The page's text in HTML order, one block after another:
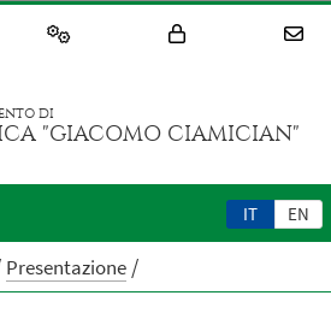
DI
"GIACOMO CIAMICIAN"
IT EN
Presentazione